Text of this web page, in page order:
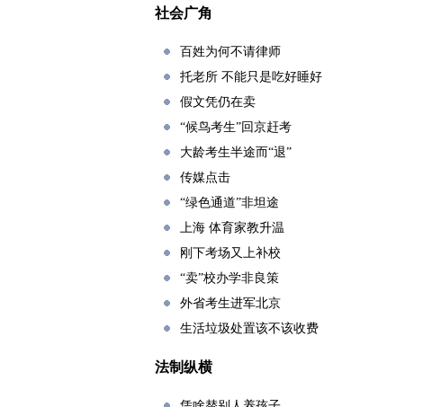
社会广角
百姓为何不请律师
托老所 不能只是吃好睡好
假文凭仍在卖
“候鸟考生”回京赶考
大龄考生半途而“退”
传媒点击
“绿色通道”非坦途
上海 体育家教升温
刚下考场又上补校
“卖”校办学非良策
外省考生进军北京
生活垃圾处置该不该收费
法制纵横